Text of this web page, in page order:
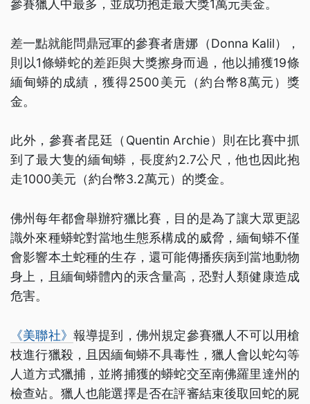
參賽獵人中最多，並成功抱走最大獎1萬元美金。
差一點就能問鼎冠軍的參賽者唐娜（Donna Kalil），
則以1條蟒蛇的差距與大獎擦身而過，他以捕獲19條
緬甸蟒的成績，獲得2500美元（約台幣8萬元）獎
金。
此外，參賽者昆廷（Quentin Archie）則在比賽中抓
到了最大隻的緬甸蟒，長度約2.7公尺，他也因此抱
走1000美元（約台幣3.2萬元）的獎金。
佛州每年都會舉辦狩獵比賽，目的是為了讓大眾更認
識外來種蟒蛇對當地生態系構成的威脅，緬甸蟒不僅
會影響本土蛇種的生存，還可能傳播疾病到當地動物
身上，且緬甸蟒體內的汞含量高，恐對人類健康造成
危害。
《美聯社》 報導提到，佛州規定參賽獵人不可以用槍
枝進行獵殺，且因緬甸蟒不具毒性，獵人會以蛇勾等
人道方式獵捕，並將捕獲的蟒蛇交至南佛羅里達州的
檢查站。獵人也能選擇是否在評審結束後取回蛇的屍